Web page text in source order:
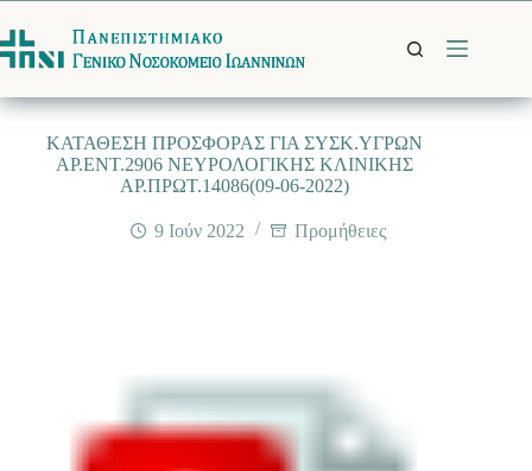
στο
περιεχόμενο
ΚΑΤΑΘΕΣΗ ΠΡΟΣΦΟΡΑΣ ΓΙΑ ΣΥΣΚ.ΥΓΡΩΝ
ΑΡ.ΕΝΤ.2906 ΝΕΥΡΟΛΟΓΙΚΗΣ ΚΛΙΝΙΚΗΣ
ΑΡ.ΠΡΩΤ.14086(09-06-2022)
9 Ιούν 2022 Προμήθειες